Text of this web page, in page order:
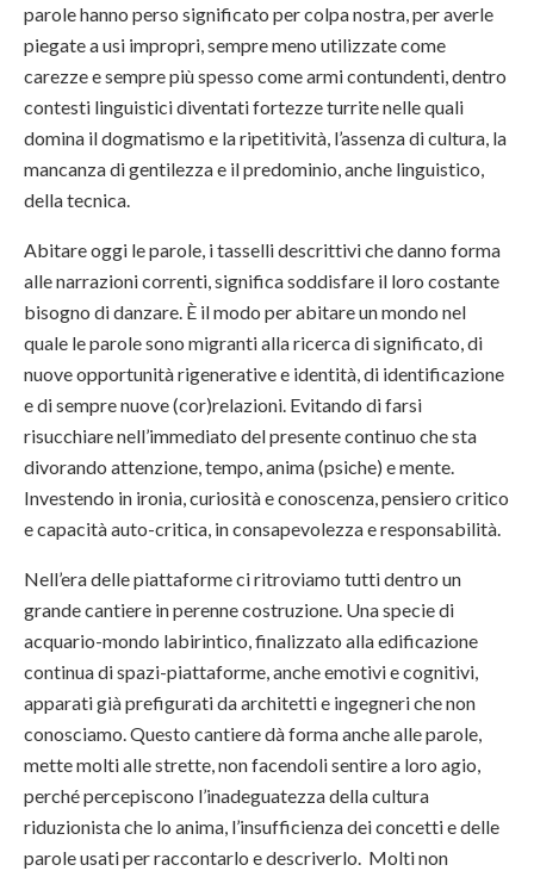
parole hanno perso significato per colpa nostra, per averle
piegate a usi impropri, sempre meno utilizzate come
carezze e sempre più spesso come armi contundenti, dentro
contesti linguistici diventati fortezze turrite nelle quali
domina il dogmatismo e la ripetitività, l’assenza di cultura, la
mancanza di gentilezza e il predominio, anche linguistico,
della tecnica.
Abitare oggi le parole, i tasselli descrittivi che danno forma
alle narrazioni correnti, significa soddisfare il loro costante
bisogno di danzare. È il modo per abitare un mondo nel
quale le parole sono migranti alla ricerca di significato, di
nuove opportunità rigenerative e identità, di identificazione
e di sempre nuove (cor)relazioni. Evitando di farsi
risucchiare nell’immediato del presente continuo che sta
divorando attenzione, tempo, anima (psiche) e mente.
Investendo in ironia, curiosità e conoscenza, pensiero critico
e capacità auto-critica, in consapevolezza e responsabilità.
Nell’era delle piattaforme ci ritroviamo tutti dentro un
grande cantiere in perenne costruzione. Una specie di
acquario-mondo labirintico, finalizzato alla edificazione
continua di spazi-piattaforme, anche emotivi e cognitivi,
apparati già prefigurati da architetti e ingegneri che non
conosciamo. Questo cantiere dà forma anche alle parole,
mette molti alle strette, non facendoli sentire a loro agio,
perché percepiscono l’inadeguatezza della cultura
riduzionista che lo anima, l’insufficienza dei concetti e delle
parole usati per raccontarlo e descriverlo. Molti non